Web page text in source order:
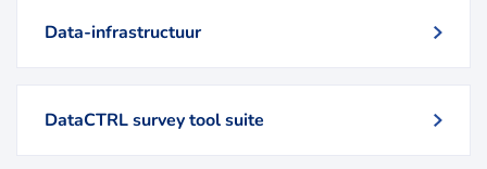
Data-infrastructuur
DataCTRL survey tool suite